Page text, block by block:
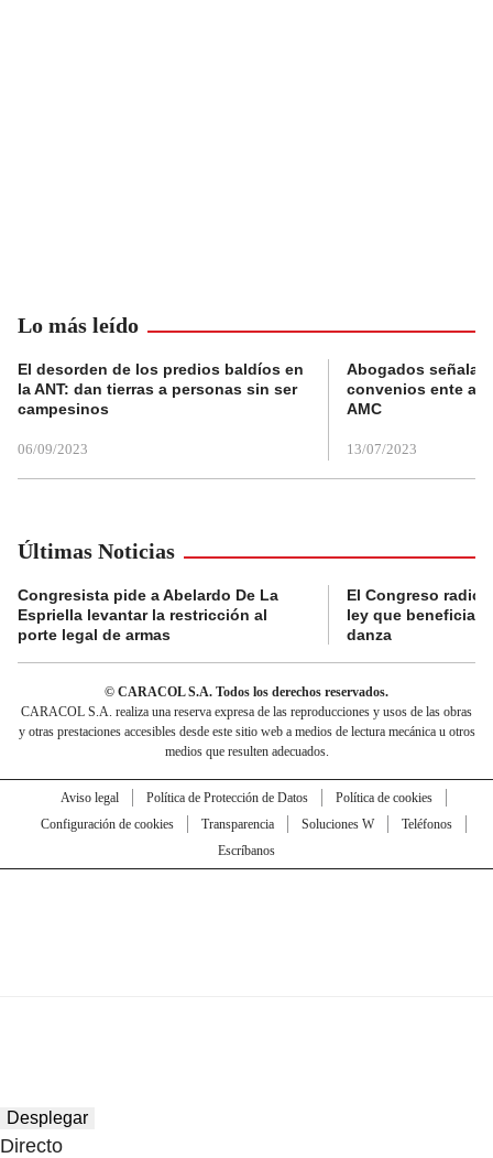
Lo más leído
El desorden de los predios baldíos en
la ANT: dan tierras a personas sin ser
campesinos
06/09/2023
Abogados
convenios ente
AMC
13/07/2023
Últimas Noticias
Congresista pide a Abelardo De La
Espriella levantar la restricción al
porte legal de armas
El Congreso
ley que beneficia
danza
© CARACOL S.A. Todos los derechos reservados.
CARACOL S.A. realiza una reserva expresa de las reproducciones y usos de las obras
y otras prestaciones accesibles desde este sitio web a medios de lectura mecánica u otros
medios que resulten adecuados.
Aviso legal Política de Protección de Datos
Política de cookies
Configuración de cookies
Transparencia Soluciones W
Teléfonos
Escríbanos
Desplegar
Directo